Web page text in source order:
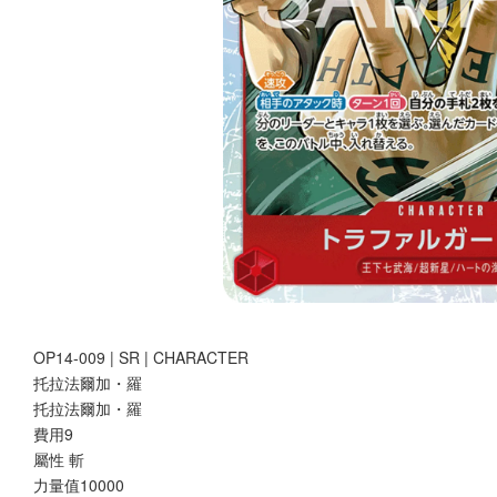
OP14-009 | SR | CHARACTER
托拉法爾加・羅
托拉法爾加・羅
費用9
屬性 斬
力量值10000